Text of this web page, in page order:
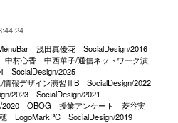
浅田真優花
SocialDesign/2016
中村心香
中西華子/通信ネットワーク演
SocialDesign/2025
情報デザイン演習ⅡB
SocialDesign/2022
2023
SocialDesign/2021
2020 OBOG 授業アンケート
菱谷実
LogoMarkPC
SocialDesign/2019